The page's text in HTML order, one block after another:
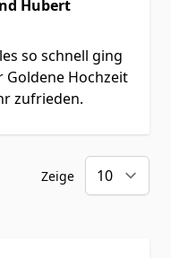
Hubert
so schnell ging
Hochzeit
zufrieden.
Zeige